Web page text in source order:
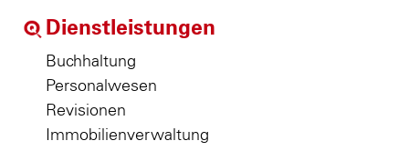
Dienstleistungen
Buchhaltung
Personalwesen
Revisionen
Immobilienverwaltung